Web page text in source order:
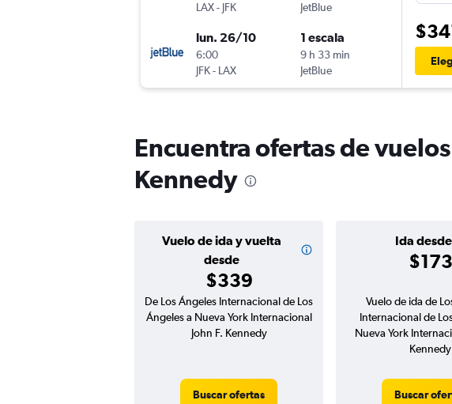
LAX- JFK
JetBlue
lun. 26/10
6:00
JFK- LAX
1 escala
9 h 33 min
JetBlue
Encuentra ofertas de
Kennedy
Vuelo de ida y vuelta
desde
$339
Ida desde
$173
De Los Ángeles Internacional de Los
Ángeles a Nueva York Internacional
John F. Kennedy
Buscar ofertas
Vuelo de ida de
Internacional de
Nueva York
Kennedy
Buscar